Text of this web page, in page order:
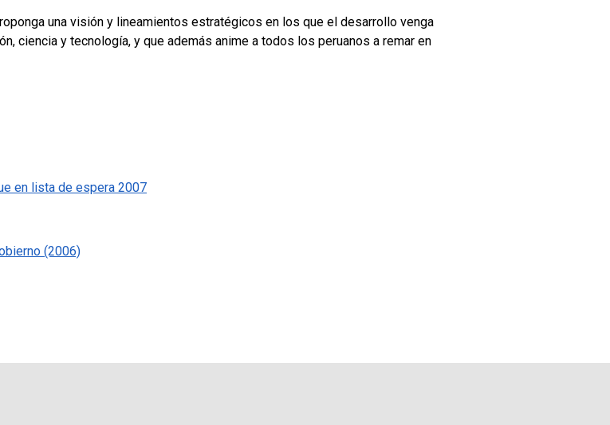
una visión y lineamientos estratégicos en los que el desarrollo venga
ciencia y tecnología, y que además anime a todos los peruanos a remar en
en lista de espera 2007
(2006)